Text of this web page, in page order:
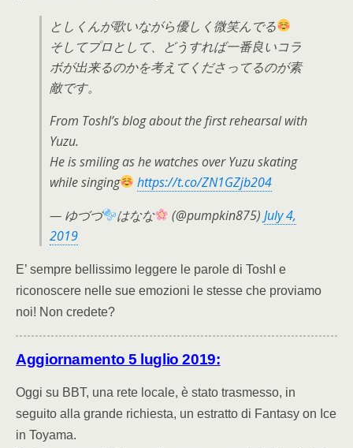
としくんが歌いながら優しく微笑んでる
そしてプロとして、どうすれば一番良いコラ
ボが出来るのかを考えてくださってるのが素
敵です。
From Toshl’s blog about the first rehearsal with
Yuzu.
He is smiling as he watches over Yuzu skating
while singing
https://t.co/ZN1GZjb204
— ゆづづ
はなな (@pumpkin875)July 4,
2019
E’ sempre bellissimo leggere le parole di ToshI e
riconoscere nelle sue emozioni le stesse che proviamo
noi! Non credete?
Aggiornamento 5 luglio 2019:
Oggi su BBT, una rete locale, è stato trasmesso, in
seguito alla grande richiesta, un estratto di Fantasy on Ice
in Toyama.